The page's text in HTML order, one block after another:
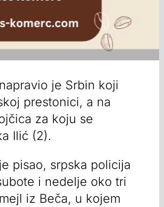
je Srbin koji
prestonici, a na
za koju se
Ilić (2).
pisao, srpska policija
i nedelje oko tri
iz Beča, u kojem